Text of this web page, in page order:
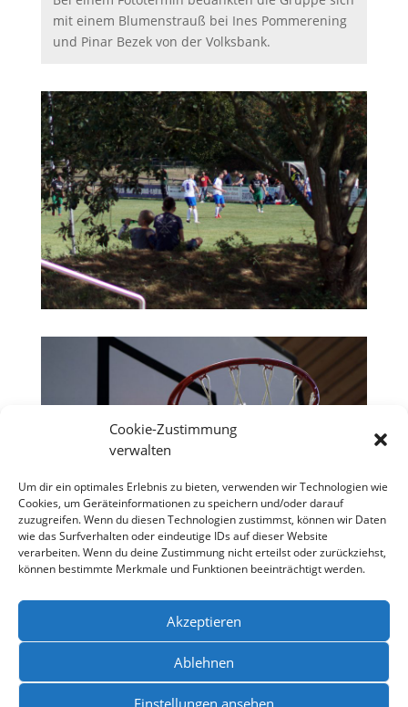
Cookie-Zustimmung
verwalten
Um dir ein optimales Erlebnis zu bieten, verwenden wir Technologien wie
Cookies, um Geräteinformationen zu speichern und/oder darauf
zuzugreifen. Wenn du diesen Technologien zustimmst, können wir Daten
wie das Surfverhalten oder eindeutige IDs auf dieser Website
verarbeiten. Wenn du deine Zustimmung nicht erteilst oder zurückziehst,
können bestimmte Merkmale und Funktionen beeinträchtigt werden.
Akzeptieren
Ablehnen
Einstellungen ansehen
mit einem Blumenstrauß bei Ines Pommerening
und Pinar Bezek von der Volksbank.